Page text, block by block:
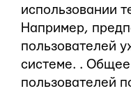
использовании
Например,
пользователей
системе. . Общее
пользователей